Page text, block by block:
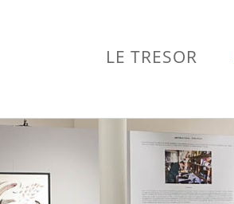
LE TRESOR